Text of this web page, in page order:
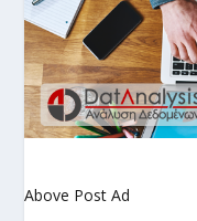
Above Post Ad